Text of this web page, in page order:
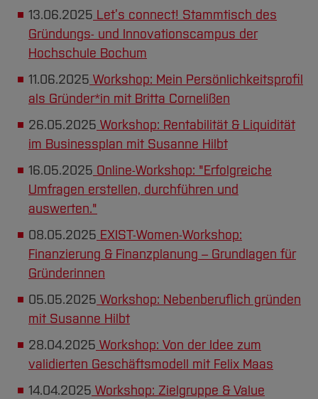
13.06.2025 Let’s connect! Stammtisch des
Gründungs- und Innovationscampus der
Hochschule Bochum
11.06.2025 Workshop: Mein Persönlichkeitsprofil
als Gründer*in mit Britta Cornelißen
26.05.2025 Workshop: Rentabilität & Liquidität
im Businessplan mit Susanne Hilbt
16.05.2025 Online-Workshop: "Erfolgreiche
Umfragen erstellen, durchführen und
auswerten."
08.05.2025 EXIST-Women-Workshop:
Finanzierung & Finanzplanung – Grundlagen für
Gründerinnen
05.05.2025 Workshop: Nebenberuflich gründen
mit Susanne Hilbt
28.04.2025 Workshop: Von der Idee zum
validierten Geschäftsmodell mit Felix Maas
14.04.2025 Workshop: Zielgruppe & Value